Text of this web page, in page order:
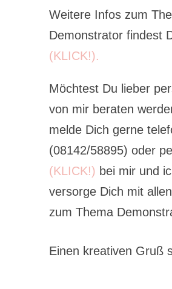
Weitere Infos zum
Demonstrator findest
(KLICK!).
Möchtest Du lieber
von mir beraten
melde Dich gerne
(08142/58895) oder
(KLICK!) bei mir und
versorge Dich mit
zum Thema
Einen kreativen Gruß